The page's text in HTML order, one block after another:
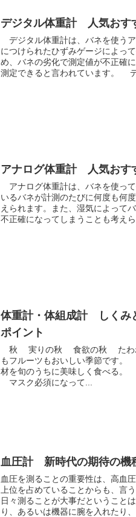
デジタル体重計 人気お
デジタル体重計は、バネを使う
につけられたひずみゲージによって体
め、バネの劣化で測定値が不正確
測定で
アナログ体重計 人気お
アナログ体重計は、バネを使っ
いるバネが計測のたびに何度も何
えられます。また、湿気によって
不正確になってしまうことも考え
体重計・体組成計 しくみ
ポイント
秋 実りの秋 食欲の秋 たわわに実った果実をいただく。野菜
もフルーツもおいしい季節です
材を旬のうちに美味しく食べる。
マスク必須になって...
血圧計 新時代の期待の機
血圧を測ることの重要性は、高血
上位を占めていることからも、言うま
日々測ることが大事だということ
り、あるいは機器に腕を入れたり